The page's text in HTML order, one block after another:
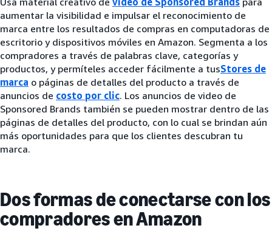
aumentar la visibilidad e impulsar el reconocimiento de
marca entre los resultados de compras en computadoras de
escritorio y dispositivos móviles en Amazon. Segmenta a los
compradores a través de palabras clave, categorías y
productos, y permíteles acceder fácilmente a tusStores de
marca o páginas de detalles del producto a través de
anuncios de costo por clic. Los anuncios de video de
Sponsored Brands también se pueden mostrar dentro de las
páginas de detalles del producto, con lo cual se brindan aún
más oportunidades para que los clientes descubran tu
marca.
Dos formas de conectarse con los
compradores en Amazon